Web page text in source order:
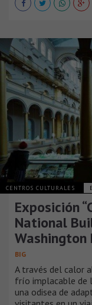
CENTROS CULTURALES
Exposición
National
Washington
BIG
A través del calor
frío implacable de
una odisea de